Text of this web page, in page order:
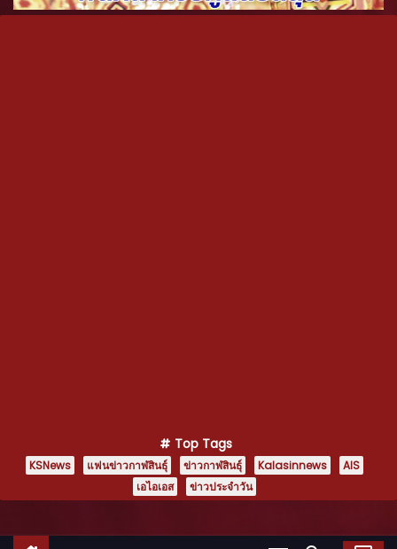
Top Tags
KSNews แฟนข่าวกาฬสินธุ์ ข่าวกาฬสินธุ์ Kalasinnews
AIS
เอไอเอส
ข่าวประจำวัน